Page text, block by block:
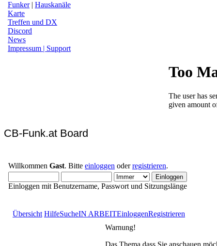
Funker| Hauskanäle
Karte
Treffen und DX
Discord
News
Impressum | Support
CB-Funk.at Board
Willkommen Gast. Bitte einloggen oderregistrieren.
Einloggen mit Benutzername, Passwort und Sitzungslänge
Übersicht HilfeSucheIN ARBEITEinloggenRegistrieren
Warnung!